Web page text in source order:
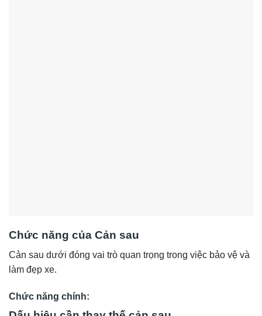
Chức năng của Cản sau
Cản sau dưới đóng vai trò quan trọng trong việc bảo vệ và
làm đẹp xe.
Chức năng chính: